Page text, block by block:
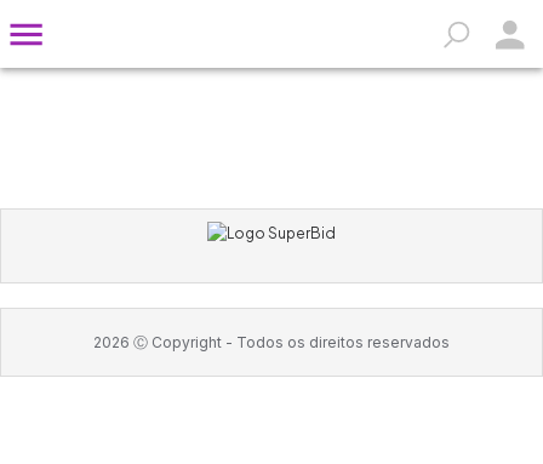
2026 Ⓒ Copyright - Todos os direitos reservados